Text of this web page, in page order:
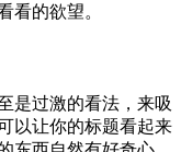
看的欲望。
是过激的看法，来吸
以让你的标题看起来